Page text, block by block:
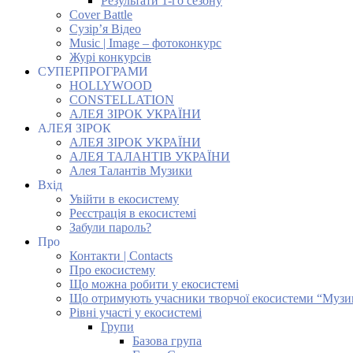
Cover Battle
Сузір’я Відео
Music | Image – фотоконкурс
Журі конкурсів
СУПЕРПРОГРАМИ
HOLLYWOOD
CONSTELLATION
АЛЕЯ ЗІРОК УКРАЇНИ
АЛЕЯ ЗІРОК
АЛЕЯ ЗІРОК УКРАЇНИ
АЛЕЯ ТАЛАНТІВ УКРАЇНИ
Алея Талантів Музики
Вхід
Увійти в екосистему
Реєстрація в екосистемі
Забули пароль?
Про
Контакти | Contacts
Про екосистему
Що можна робити у екосистемі
Що отримують учасники творчої екосистеми
Рівні участі у екосистемі
Групи
Базова група